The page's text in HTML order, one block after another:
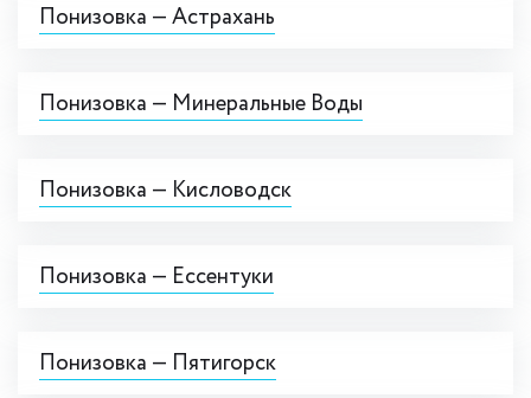
Понизовка — Астрахань
Понизовка — Минеральные Воды
Понизовка — Кисловодск
Понизовка — Ессентуки
Понизовка — Пятигорск